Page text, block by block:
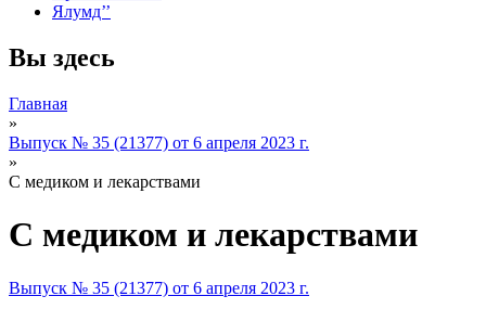
Ялумд’’
Вы здесь
Главная
»
Выпуск № 35 (21377) от 6 апреля 2023 г.
»
С медиком и лекарствами
С медиком и лекарствами
Выпуск № 35 (21377) от 6 апреля 2023 г.